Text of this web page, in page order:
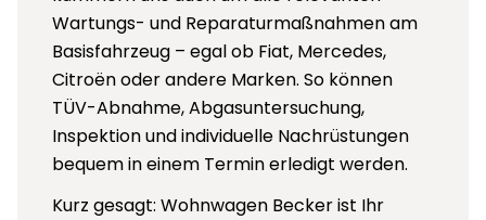
Wartungs- und Reparaturmaßnahmen am
Basisfahrzeug – egal ob Fiat, Mercedes,
Citroën oder andere Marken. So können
TÜV-Abnahme, Abgasuntersuchung,
Inspektion und individuelle Nachrüstungen
bequem in einem Termin erledigt werden.
Kurz gesagt: Wohnwagen Becker ist Ihr